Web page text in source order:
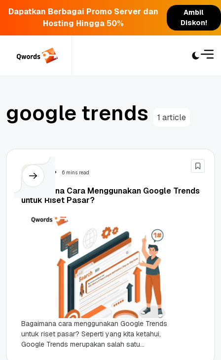
Dapatkan Berbagai Promo Server dan
Hosting Hingga 50%
Ambil
Diskon!
google trends 1 article
Tutorial 6 mins read
Bagaimana Cara Menggunakan Google Trends
untuk Riset Pasar?
Bagaimana cara menggunakan Google Trends
untuk riset pasar? Seperti yang kita ketahui,
Google Trends merupakan salah satu